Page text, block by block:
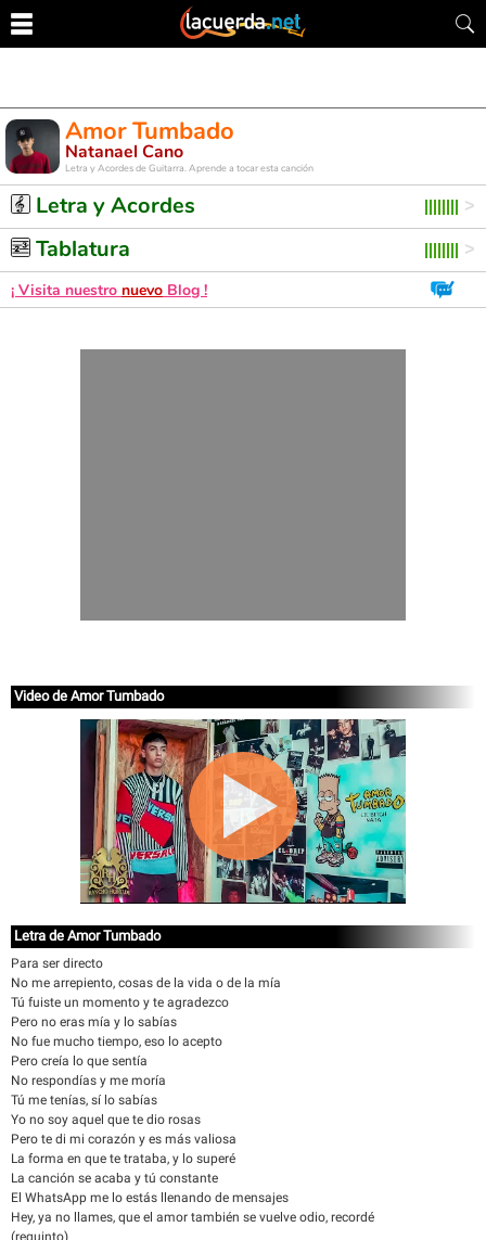
Amor Tumbado
Natanael Cano
Letra y Acordes de Guitarra. Aprende a tocar esta canción
Letra y Acordes
Tablatura
¡ Visita nuestro nuevo Blog !
Video de Amor Tumbado
Letra de Amor Tumbado
Para ser directo
No me arrepiento, cosas de la vida o de la mía
Tú fuiste un momento y te agradezco
Pero no eras mía y lo sabías
No fue mucho tiempo, eso lo acepto
Pero creía lo que sentía
No respondías y me moría
Tú me tenías, sí lo sabías
Yo no soy aquel que te dio rosas
Pero te di mi corazón y es más valiosa
La forma en que te trataba, y lo superé
La canción se acaba y tú constante
El WhatsApp me lo estás llenando de mensajes
Hey, ya no llames, que el amor también se vuelve odio, recordé
(requinto)